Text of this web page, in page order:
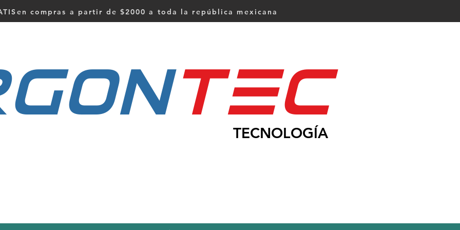
compras a partir de $2000 a toda la república mexicana
tEc
TECNOLOGÍA